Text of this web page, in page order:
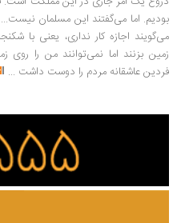
اما می‌گفتند این مسلمان نیست... وقتی
اجازه کار نداری، یعنی با شکنجه او
بزنند اما نمی‌توانند من را روی زمین
عاشقانه مردم را دوست داشت ...